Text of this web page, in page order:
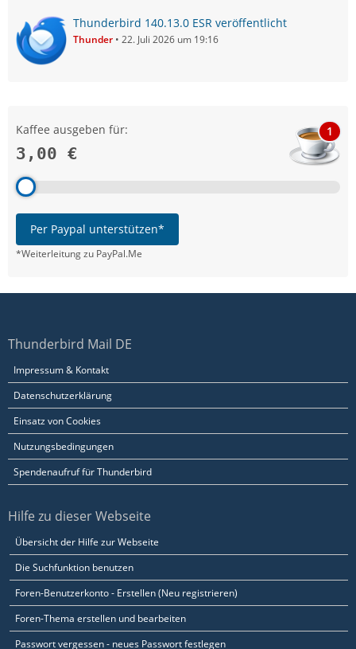
Thunderbird 140.13.0 ESR veröffentlicht
Thunder 22. Juli 2026 um 19:16
Kaffee ausgeben für:
3,00 €
1
Per Paypal unterstützen*
*Weiterleitung zu PayPal.Me
Thunderbird Mail DE
Impressum & Kontakt
Datenschutzerklärung
Einsatz von Cookies
Nutzungsbedingungen
Spendenaufruf für Thunderbird
Hilfe zu dieser Webseite
Übersicht der Hilfe zur Webseite
Die Suchfunktion benutzen
Foren-Benutzerkonto - Erstellen (Neu registrieren)
Foren-Thema erstellen und bearbeiten
Passwort vergessen - neues Passwort festlegen